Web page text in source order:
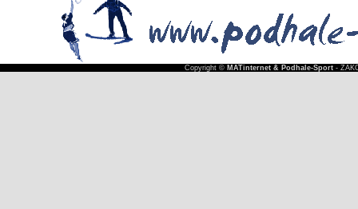
Copyright © MATinternet & Podhale-Sport-